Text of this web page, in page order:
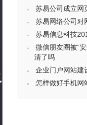
苏易公司成立网
苏易网络公司对
苏易信息科技
微信朋友圈被“
清了吗
企业门户网站建
怎样做好手机网